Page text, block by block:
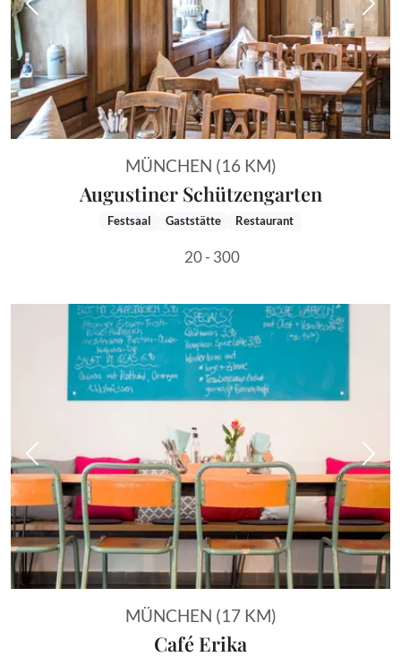
Vorheriges Bild
MÜNCHEN (16 KM)
Augustiner Schützengarten
Festsaal Gaststätte Restaurant
20 - 300
Vorheriges Bild
MÜNCHEN (17 KM)
Café Erika